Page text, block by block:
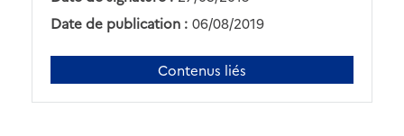
Date de publication : 06/08/2019
Contenus liés